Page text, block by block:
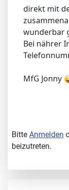
direkt mit
wunderbar
Bei nährer
MfG Jonny
Bitte Anmelden
beizutreten.